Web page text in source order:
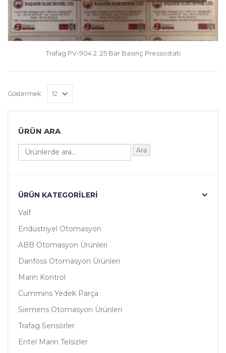
Trafag PV-904 2..25 Bar Basınç Pressostatı
Göstermek:
ÜRÜN ARA
Ara
ÜRÜN KATEGORILERI
Valf
Endüstriyel Otomasyon
ABB Otomasyon Ürünleri
Danfoss Otomasyon Ürünleri
Marin Kontrol
Cummins Yedek Parça
Siemens Otomasyon Ürünleri
Trafag Sensörler
Entel Marin Telsizler